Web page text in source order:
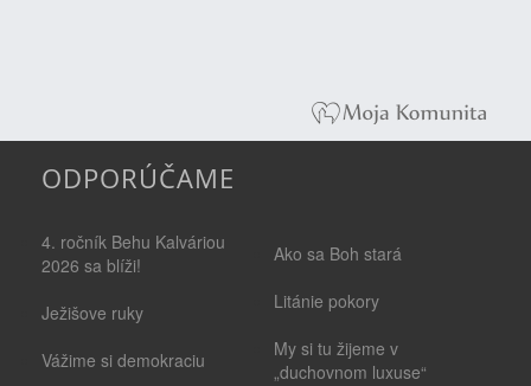
ODPORÚČAME
4. ročník Behu Kalváriou
2026 sa blíži!
Ježišove ruky
Vážime si demokraciu
Ako sa Boh stará
Litánie pokory
My si tu žijeme v
„duchovnom luxuse“